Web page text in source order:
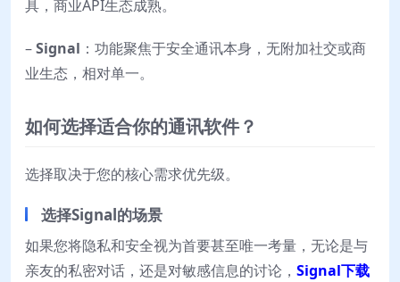
具，商业API生态成熟。
–Signal ：功能聚焦于安全通讯本身，无附加社交或商
业生态，相对单一。
如何选择适合你的通讯软件？
选择取决于您的核心需求优先级。
选择Signal的场景
如果您将隐私和安全视为首要甚至唯一考量，无论是与
亲友的私密对话，还是对敏感信息的讨论， Signal下载